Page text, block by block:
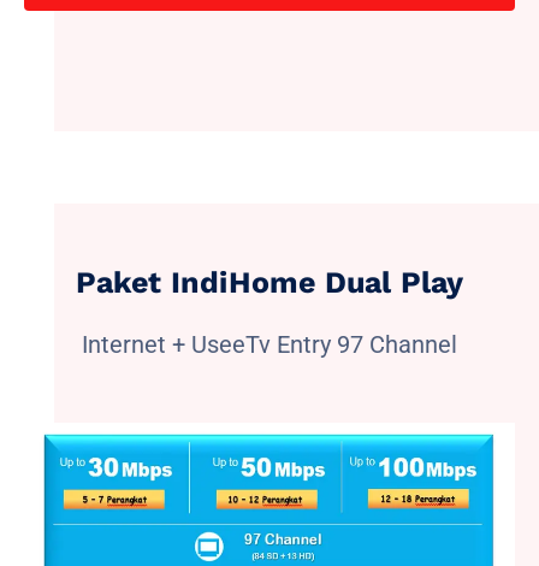
Paket IndiHome Dual Play
Internet + UseeTv Entry 97 Channel